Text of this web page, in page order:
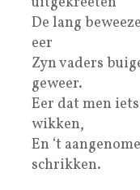
De lang
eer
Zyn vaders
geweer.
Eer dat men
wikken,
En ‘t
schrikken.